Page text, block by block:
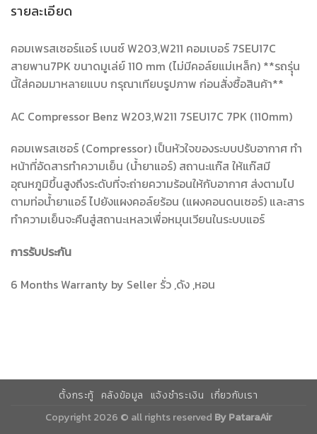
รายละเอียด
คอมเพรสเซอร์แอร์ เบนซ์ W203,W211 คอมเบอร์ 7SEU17C
สายพาน7PK ขนาดมูเล่ย์ 110 mm (ไม่มีคอล์ยแม่เหล็ก) **รถรุุ่น
นี้ใส่คอมมาหลายแบบ กรุณาเทียบรูปภาพ ก่อนสั่งซื้อสินค้า**
AC Compressor Benz W203,W211 7SEU17C 7PK (110mm)
คอมเพรสเซอร์ (Compressor) เป็นหัวใจของระบบปรับอากาศ ทำ
หน้าที่อัดสารทำความเย็น (น้ำยาแอร์) สถานะแก๊ส ให้แก๊สมี
อุณหภูมิขึ้นสูงถึงระดับที่จะถ่ายความร้อนให้กับอากาศ ส่งตามไป
ตามท่อน้ำยาแอร์ ไปยังแผงคอล์ยร้อน (แผงคอนดนเซอร์) และสาร
ทำความเย็นจะคืนสู่สถานะเหลวเพื่อหมุนเวียนในระบบแอร์
การรับประกัน
6 Months Warranty by Seller รั่ว ,ดัง ,หอน
ตั้งกระทู้ คลังข้อมูล แจ้งชำระเงิน เกี่ยวกับเรา
Copyright 2026 © all rights reserved By PataraAir